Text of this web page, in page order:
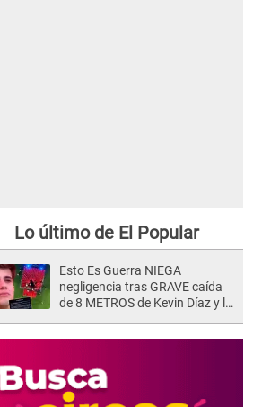
Lo último de El Popular
Esto Es Guerra NIEGA
negligencia tras GRAVE caída
de 8 METROS de Kevin Díaz y lo